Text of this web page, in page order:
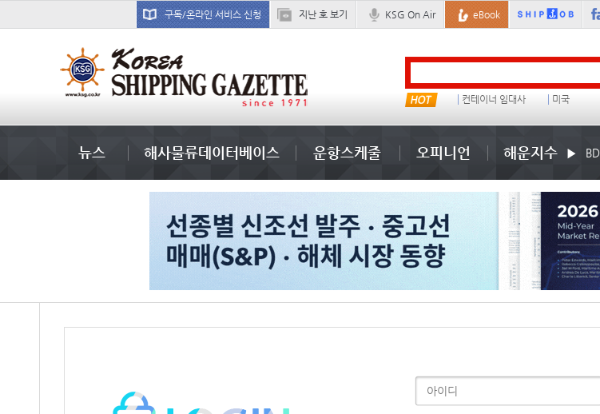
구독/온라인 서비스 신청 지난 호 보기 KSG On Air eBook
吏꾪씗�� 컨테이너 임대사 미국
뉴스 해사물류데이터베이스 운항스케줄 오피니언 해운지수